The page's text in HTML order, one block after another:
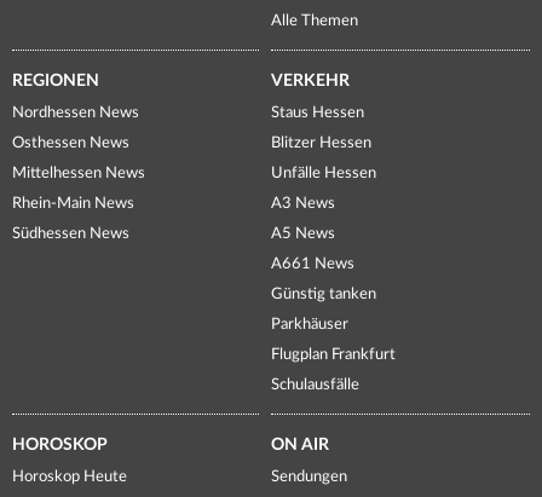
Alle Themen
REGIONEN
Nordhessen News
Osthessen News
Mittelhessen News
Rhein-Main News
Südhessen News
VERKEHR
Staus Hessen
Blitzer Hessen
Unfälle Hessen
A3 News
A5 News
A661 News
Günstig tanken
Parkhäuser
Flugplan Frankfurt
Schulausfälle
HOROSKOP
Horoskop Heute
ON AIR
Sendungen